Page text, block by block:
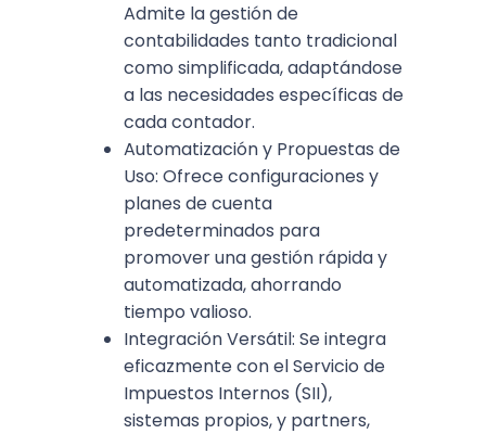
Admite la gestión de
contabilidades tanto tradicional
como simplificada, adaptándose
a las necesidades específicas de
cada contador.
Automatización y Propuestas de
Uso: Ofrece configuraciones y
planes de cuenta
predeterminados para
promover una gestión rápida y
automatizada, ahorrando
tiempo valioso.
Integración Versátil: Se integra
eficazmente con el Servicio de
Impuestos Internos (SII),
sistemas propios, y partners,